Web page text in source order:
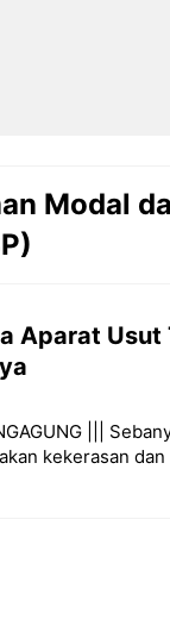
Modal
Aparat
|||
kekerasan